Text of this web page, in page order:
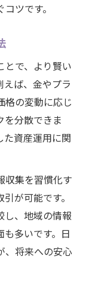
ツです。
とで、より賢い
ば、金やプラ
格の変動に応じ
を分散できま
た資産運用に関
収集を習慣化す
が可能です。
し、地域の情報
多いです。日
、将来への安心